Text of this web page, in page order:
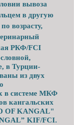
вывоза
в другую
возрасту,
РКФ/FCI
в Турции-
из двух
в системе МКФ
кангальских
OF KANGAL"
KIF/FCI.